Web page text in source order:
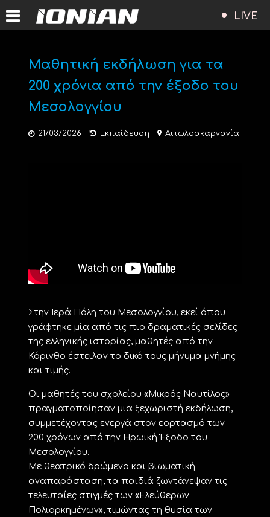
LIVE
Μαθητική εκδήλωση για τα
200 χρόνια από την έξοδο του
Μεσολογγίου
21/03/2026 Εκπαίδευση Αιτωλοακαρνανία
Στην Ιερά Πόλη του Μεσολογγίου, εκεί όπου
γράφτηκε μία από τις πιο δραματικές σελίδες
της ελληνικής ιστορίας, μαθητές από την
Κόρινθο έστειλαν το δικό τους μήνυμα μνήμης
και τιμής.
Οι μαθητές του σχολείου «Μικρός Ναυτίλος»
πραγματοποίησαν μια ξεχωριστή εκδήλωση,
συμμετέχοντας ενεργά στον εορτασμό των
200 χρόνων από την Ηρωική Έξοδο του
Μεσολογγίου.
Με θεατρικό δρώμενο και βιωματική
αναπαράσταση, τα παιδιά ζωντάνεψαν τις
τελευταίες στιγμές των «Ελεύθερων
Πολιορκημένων», τιμώντας τη θυσία των